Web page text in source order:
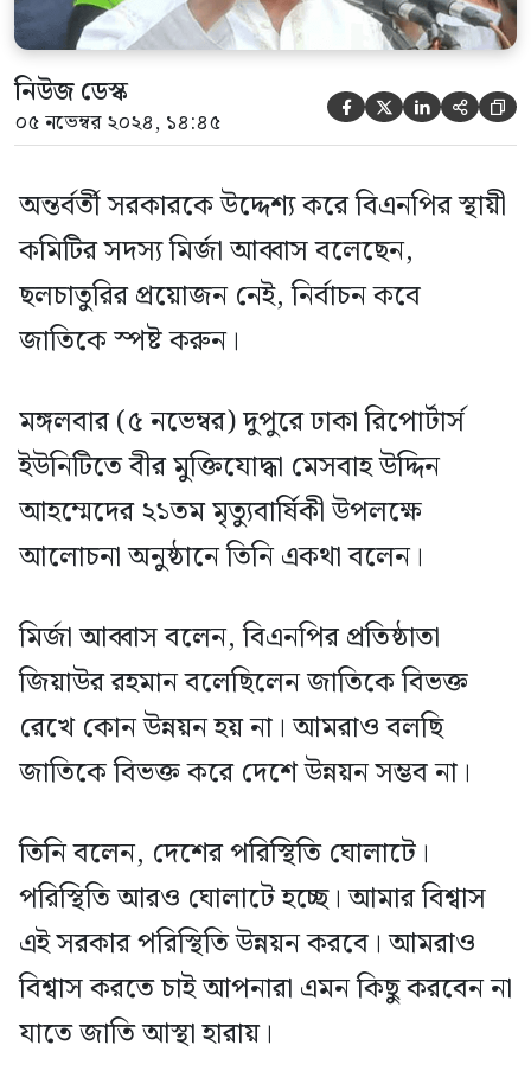
নিউজ ডেস্ক
০৫ নভেম্বর ২০২৪, ১৪:৪৫     
অন্তর্বর্তী সরকারকে উদ্দেশ্য করে বিএনপির স্থায়ী
কমিটির সদস্য মির্জা আব্বাস বলেছেন,
ছলচাতুরির প্রয়োজন নেই, নির্বাচন কবে
জাতিকে স্পষ্ট করুন।
মঙ্গলবার (৫ নভেম্বর) দুপুরে ঢাকা রিপোর্টার্স
ইউনিটিতে বীর মুক্তিযোদ্ধা মেসবাহ উদ্দিন
আহম্মেদের ২১তম মৃত্যুবার্ষিকী উপলক্ষে
আলোচনা অনুষ্ঠানে তিনি একথা বলেন।
মির্জা আব্বাস বলেন, বিএনপির প্রতিষ্ঠাতা
জিয়াউর রহমান বলেছিলেন জাতিকে বিভক্ত
রেখে কোন উন্নয়ন হয় না। আমরাও বলছি
জাতিকে বিভক্ত করে দেশে উন্নয়ন সম্ভব না।
তিনি বলেন, দেশের পরিস্থিতি ঘোলাটে।
পরিস্থিতি আরও ঘোলাটে হচ্ছে। আমার বিশ্বাস
এই সরকার পরিস্থিতি উন্নয়ন করবে। আমরাও
বিশ্বাস করতে চাই আপনারা এমন কিছু করবেন না
যাতে জাতি আস্থা হারায়।